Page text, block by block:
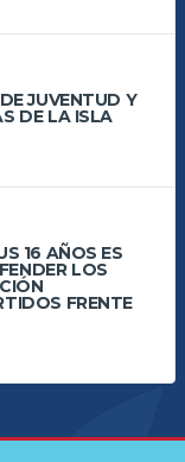
JUVENTUD Y
DE LA ISLA
16 AÑOS ES
LOS
FRENTE